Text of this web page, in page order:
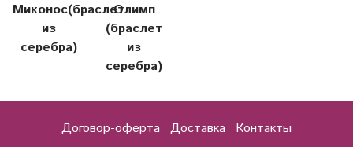
Миконос(браслет
из
серебра)
Олимп
(браслет
из
серебра)
Договор-оферта Доставка
Контакты